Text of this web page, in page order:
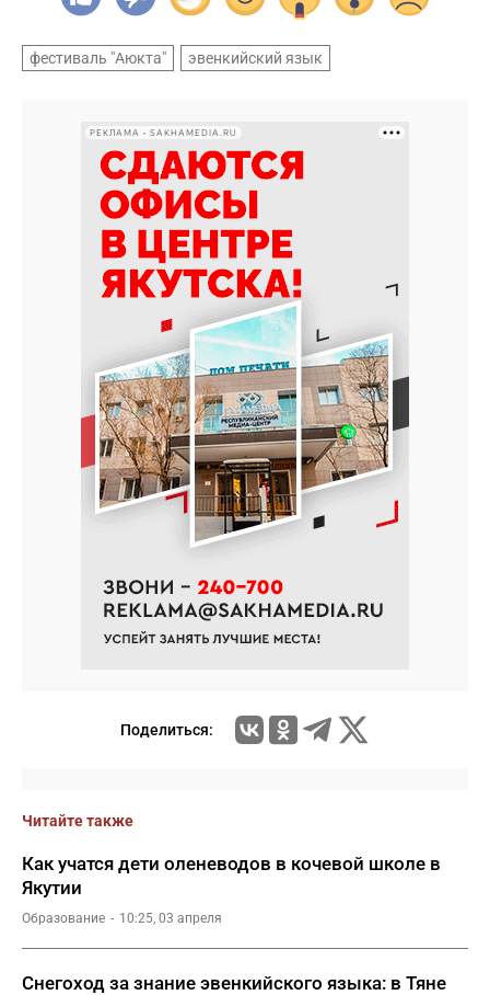
фестиваль "Аюкта" эвенкийский язык
РЕКЛАМА • SAKHAMEDIA.RU
Поделиться:
Читайте также
Как учатся дети оленеводов в кочевой школе в
Якутии
Образование 10:25, 03 апреля
Снегоход за знание эвенкийского языка: в Тяне